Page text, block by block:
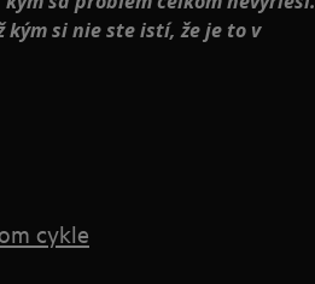
si nie ste istí, že je to v
cykle